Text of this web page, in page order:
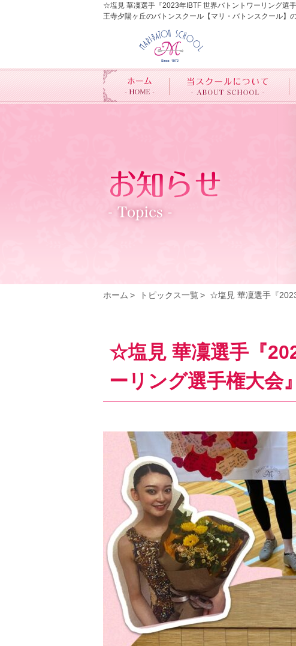
☆塩見 華凜選手『2023年IBTF 世界バトントワーリング選
王寺夕陽ヶ丘のバトンスクール【マリ・バトンスクール】
ホーム トピックス一覧 ☆塩見 華凜選手『
☆塩見 華凜選手『
ーリング選手権大会